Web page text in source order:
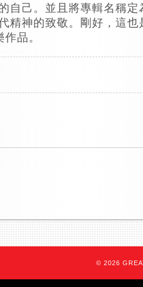
自己。並且將專輯名稱
精神的致敬。剛好，這
品。
© 2026